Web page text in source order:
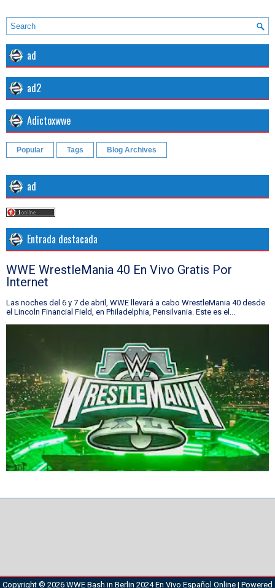
ad
ad2
Adictoxwwe
Popular Tags Blog Archives
ad
Entrada destacada
WWE WrestleMania 40 En Vivo Gratis Por
Internet
Las noches del 6 y 7 de abril, WWE llevará a cabo WrestleMania 40 desde
el Lincoln Financial Field, en Philadelphia, Pensilvania. Este es el...
Copyright © 2026 WWE Bash in Berlin 2024 En Vivo Español Online | Powered